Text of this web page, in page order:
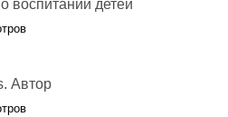
воспитании детей
Автор